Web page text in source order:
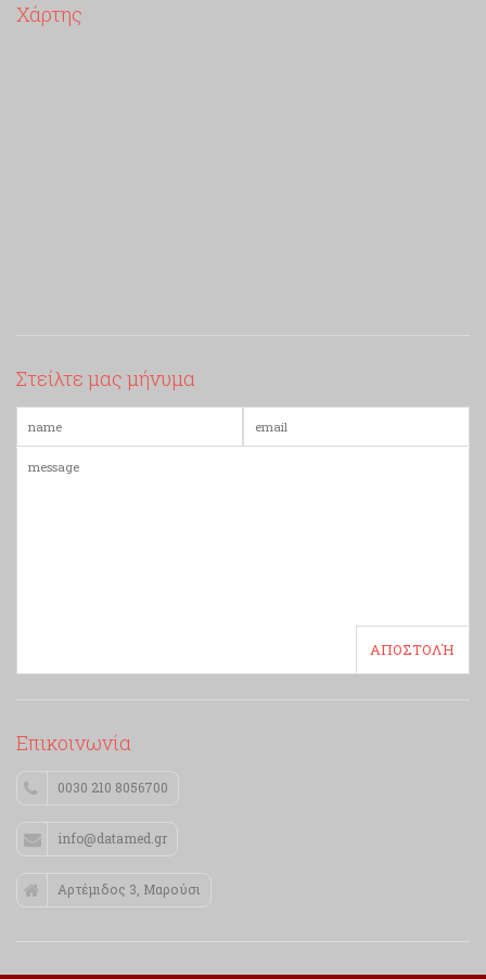
Χάρτης
Στείλτε μας μήνυμα
Επικοινωνία
0030 210 8056700
info@datamed.gr
Αρτέμιδος 3, Mαρούσι